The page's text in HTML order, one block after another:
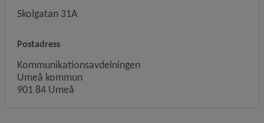
Skolgatan 31A
Postadress
Kommunikationsavdelningen
Umeå kommun
901 84 Umeå